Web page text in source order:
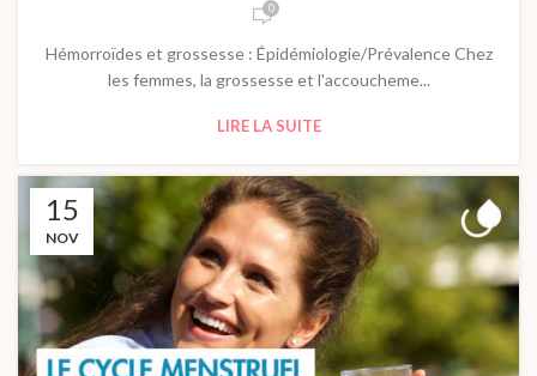
0
Hémorroïdes et grossesse : Épidémiologie/Prévalence Chez
les femmes, la grossesse et l'accoucheme...
LIRE LA SUITE
15
NOV